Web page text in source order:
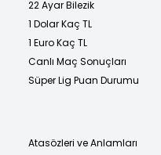
22 Ayar Bilezik
1 Dolar Kaç TL
1 Euro Kaç TL
Canlı Maç Sonuçları
Süper Lig Puan Durumu
Atasözleri ve Anlamları